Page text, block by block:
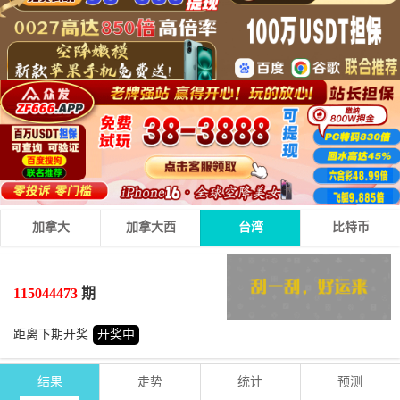
加拿大 加拿大西 台湾 比特币
115044473 期
距离下期开奖 开奖中
9 + 1 + 1 = 11
期号 号码
结果 走势 统计 预测